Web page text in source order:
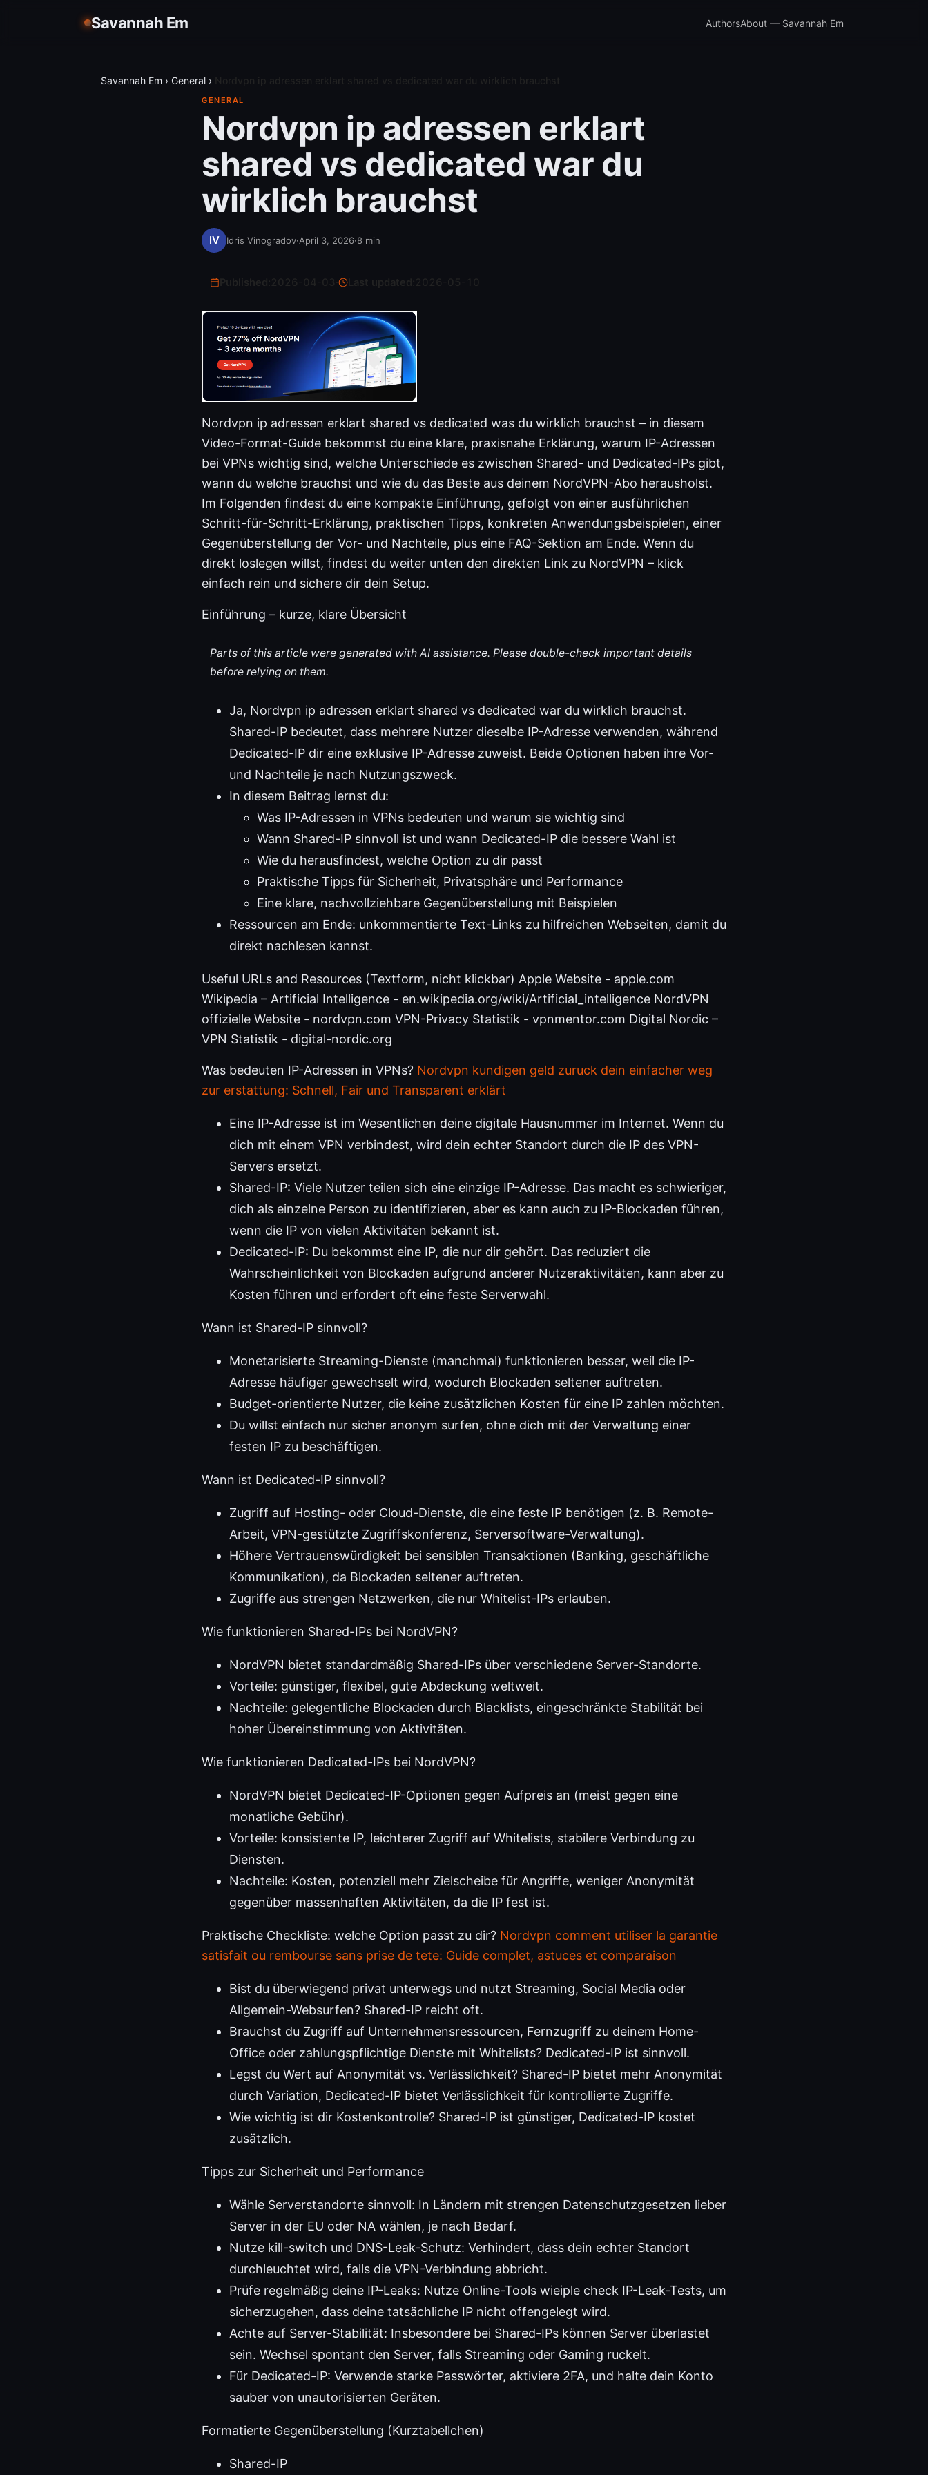
Savannah Em AuthorsAbout — Savannah Em
Savannah Em › General ›
GENERAL
Nordvpn ip adressen erklart
shared vs dedicated war du
wirklich brauchst
Idris Vinogradov·April 3, 2026·8 min
Last updated:
Nordvpn ip adressen erklart shared vs dedicated was du wirklich brauchst – in diesem
Video-Format-Guide bekommst du eine klare, praxisnahe Erklärung, warum IP-Adressen
bei VPNs wichtig sind, welche Unterschiede es zwischen Shared- und Dedicated-IPs gibt,
wann du welche brauchst und wie du das Beste aus deinem NordVPN-Abo herausholst.
Im Folgenden findest du eine kompakte Einführung, gefolgt von einer ausführlichen
Schritt-für-Schritt-Erklärung, praktischen Tipps, konkreten Anwendungsbeispielen, einer
Gegenüberstellung der Vor- und Nachteile, plus eine FAQ-Sektion am Ende. Wenn du
direkt loslegen willst, findest du weiter unten den direkten Link zu NordVPN – klick
einfach rein und sichere dir dein Setup.
Einführung – kurze, klare Übersicht
Parts of this article were generated with AI assistance. Please double-check important details
before relying on them.
Ja, Nordvpn ip adressen erklart shared vs dedicated war du wirklich brauchst.
Shared-IP bedeutet, dass mehrere Nutzer dieselbe IP-Adresse verwenden, während
Dedicated-IP dir eine exklusive IP-Adresse zuweist. Beide Optionen haben ihre Vor-
und Nachteile je nach Nutzungszweck.
In diesem Beitrag lernst du:
Was IP-Adressen in VPNs bedeuten und warum sie wichtig sind
Wann Shared-IP sinnvoll ist und wann Dedicated-IP die bessere Wahl ist
Wie du herausfindest, welche Option zu dir passt
Praktische Tipps für Sicherheit, Privatsphäre und Performance
Eine klare, nachvollziehbare Gegenüberstellung mit Beispielen
Ressourcen am Ende: unkommentierte Text-Links zu hilfreichen Webseiten, damit du
direkt nachlesen kannst.
Useful URLs and Resources (Textform, nicht klickbar) Apple Website - apple.com
Wikipedia – Artificial Intelligence - en.wikipedia.org/wiki/Artificial_intelligence NordVPN
offizielle Website - nordvpn.com VPN-Privacy Statistik - vpnmentor.com Digital Nordic –
VPN Statistik - digital-nordic.org
Was bedeuten IP-Adressen in VPNs? Nordvpn kundigen geld zuruck dein einfacher weg
zur erstattung: Schnell, Fair und Transparent erklärt
Eine IP-Adresse ist im Wesentlichen deine digitale Hausnummer im Internet. Wenn du
dich mit einem VPN verbindest, wird dein echter Standort durch die IP des VPN-
Servers ersetzt.
Shared-IP: Viele Nutzer teilen sich eine einzige IP-Adresse. Das macht es schwieriger,
dich als einzelne Person zu identifizieren, aber es kann auch zu IP-Blockaden führen,
wenn die IP von vielen Aktivitäten bekannt ist.
Dedicated-IP: Du bekommst eine IP, die nur dir gehört. Das reduziert die
Wahrscheinlichkeit von Blockaden aufgrund anderer Nutzeraktivitäten, kann aber zu
Kosten führen und erfordert oft eine feste Serverwahl.
Wann ist Shared-IP sinnvoll?
Monetarisierte Streaming-Dienste (manchmal) funktionieren besser, weil die IP-
Adresse häufiger gewechselt wird, wodurch Blockaden seltener auftreten.
Budget-orientierte Nutzer, die keine zusätzlichen Kosten für eine IP zahlen möchten.
Du willst einfach nur sicher anonym surfen, ohne dich mit der Verwaltung einer
festen IP zu beschäftigen.
Wann ist Dedicated-IP sinnvoll?
Zugriff auf Hosting- oder Cloud-Dienste, die eine feste IP benötigen (z. B. Remote-
Arbeit, VPN-gestützte Zugriffskonferenz, Serversoftware-Verwaltung).
Höhere Vertrauenswürdigkeit bei sensiblen Transaktionen (Banking, geschäftliche
Kommunikation), da Blockaden seltener auftreten.
Zugriffe aus strengen Netzwerken, die nur Whitelist-IPs erlauben.
Wie funktionieren Shared-IPs bei NordVPN?
NordVPN bietet standardmäßig Shared-IPs über verschiedene Server-Standorte.
Vorteile: günstiger, flexibel, gute Abdeckung weltweit.
Nachteile: gelegentliche Blockaden durch Blacklists, eingeschränkte Stabilität bei
hoher Übereinstimmung von Aktivitäten.
Wie funktionieren Dedicated-IPs bei NordVPN?
NordVPN bietet Dedicated-IP-Optionen gegen Aufpreis an (meist gegen eine
monatliche Gebühr).
Vorteile: konsistente IP, leichterer Zugriff auf Whitelists, stabilere Verbindung zu
Diensten.
Nachteile: Kosten, potenziell mehr Zielscheibe für Angriffe, weniger Anonymität
gegenüber massenhaften Aktivitäten, da die IP fest ist.
Praktische Checkliste: welche Option passt zu dir? Nordvpn comment utiliser la garantie
satisfait ou rembourse sans prise de tete: Guide complet, astuces et comparaison
Bist du überwiegend privat unterwegs und nutzt Streaming, Social Media oder
Allgemein-Websurfen? Shared-IP reicht oft.
Brauchst du Zugriff auf Unternehmensressourcen, Fernzugriff zu deinem Home-
Office oder zahlungspflichtige Dienste mit Whitelists? Dedicated-IP ist sinnvoll.
Legst du Wert auf Anonymität vs. Verlässlichkeit? Shared-IP bietet mehr Anonymität
durch Variation, Dedicated-IP bietet Verlässlichkeit für kontrollierte Zugriffe.
Wie wichtig ist dir Kostenkontrolle? Shared-IP ist günstiger, Dedicated-IP kostet
zusätzlich.
Tipps zur Sicherheit und Performance
Wähle Serverstandorte sinnvoll: In Ländern mit strengen Datenschutzgesetzen lieber
Server in der EU oder NA wählen, je nach Bedarf.
Nutze kill-switch und DNS-Leak-Schutz: Verhindert, dass dein echter Standort
durchleuchtet wird, falls die VPN-Verbindung abbricht.
Prüfe regelmäßig deine IP-Leaks: Nutze Online-Tools wieiple check IP-Leak-Tests, um
sicherzugehen, dass deine tatsächliche IP nicht offengelegt wird.
Achte auf Server-Stabilität: Insbesondere bei Shared-IPs können Server überlastet
sein. Wechsel spontant den Server, falls Streaming oder Gaming ruckelt.
Für Dedicated-IP: Verwende starke Passwörter, aktiviere 2FA, und halte dein Konto
sauber von unautorisierten Geräten.
Formatierte Gegenüberstellung (Kurztabellchen)
Shared-IP